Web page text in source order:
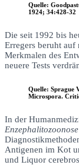
Quelle:
1924; 34:428-32
Die seit 1992 bis
Erregers beruht
Merkmalen des
neuere Tests
Quelle: Sprague
Microspora.
In der
Enzephalitozoonose
Antigenen im Kot
und Liquor